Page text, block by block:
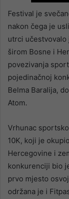
Festival je
nakon čega je
utrci učestvovalo
širom Bosne i
povezivanja
pojedinačnoj
Belma Baralija,
Atom.
Vrhunac
10K, koji je
Hercegovine i
konkurenciji bio
prvo mjesto
održana je i